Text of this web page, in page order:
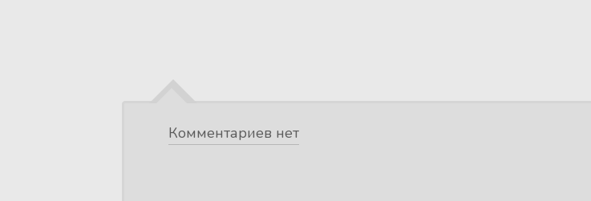
Комментариев нет